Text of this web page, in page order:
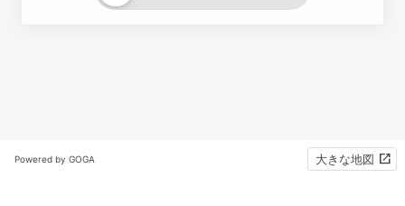
Powered by GOGA 大きな地図